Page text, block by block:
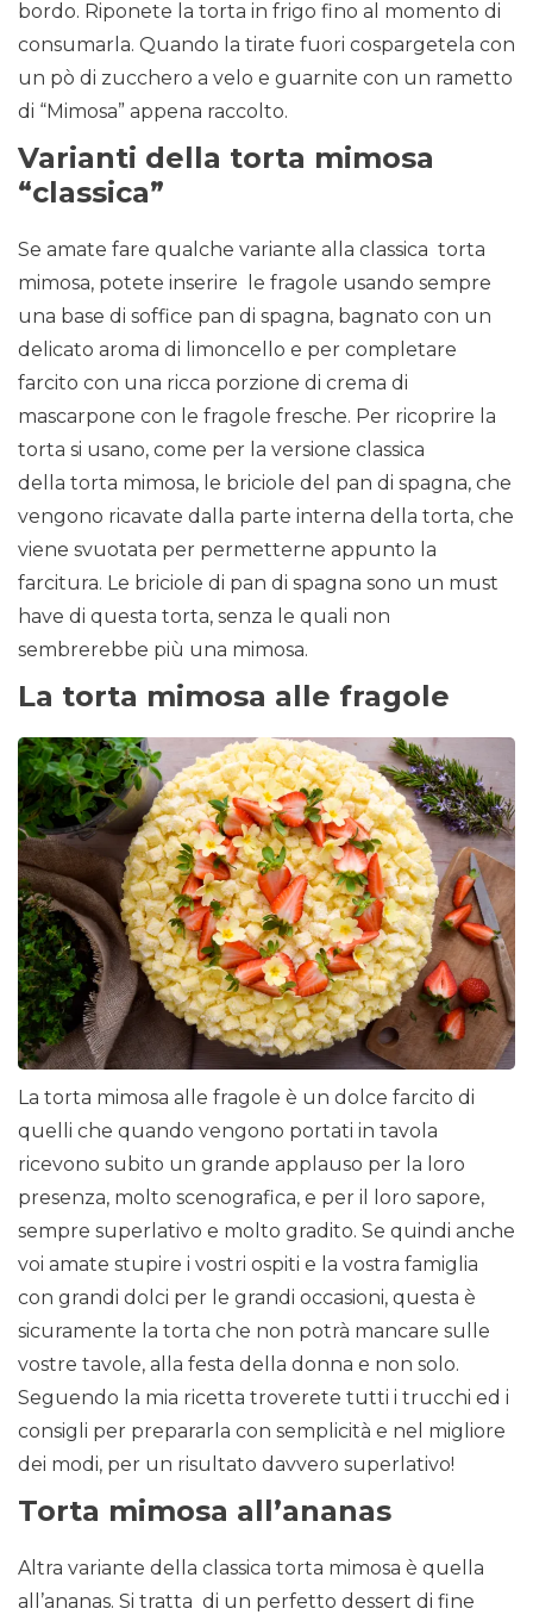
bordo. Riponete la torta in frigo fino al momento di
consumarla. Quando la tirate fuori cospargetela con
un pò di zucchero a velo e guarnite con un rametto
di “Mimosa” appena raccolto.
Varianti della torta mimosa
“classica”
Se amate fare qualche variante alla classica torta
mimosa, potete inserire le fragole usando sempre
una base di soffice pan di spagna, bagnato con un
delicato aroma di limoncello e per completare
farcito con una ricca porzione di crema di
mascarpone con le fragole fresche. Per ricoprire la
torta si usano, come per la versione classica
della torta mimosa, le briciole del pan di spagna, che
vengono ricavate dalla parte interna della torta, che
viene svuotata per permetterne appunto la
farcitura. Le briciole di pan di spagna sono un must
have di questa torta, senza le quali non
sembrerebbe più una mimosa.
La torta mimosa alle fragole
La torta mimosa alle fragole è un dolce farcito di
quelli che quando vengono portati in tavola
ricevono subito un grande applauso per la loro
presenza, molto scenografica, e per il loro sapore,
sempre superlativo e molto gradito. Se quindi anche
voi amate stupire i vostri ospiti e la vostra famiglia
con grandi dolci per le grandi occasioni, questa è
sicuramente la torta che non potrà mancare sulle
vostre tavole, alla festa della donna e non solo.
Seguendo la mia ricetta troverete tutti i trucchi ed i
consigli per prepararla con semplicità e nel migliore
dei modi, per un risultato davvero superlativo!
Torta mimosa all’ananas
Altra variante della classica torta mimosa è quella
all’ananas. Si tratta di un perfetto dessert di fine